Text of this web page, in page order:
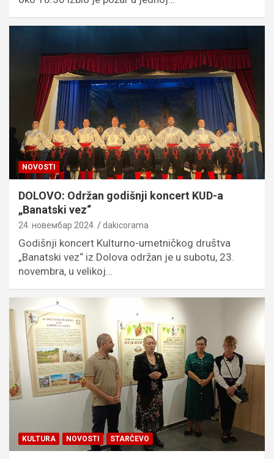
NOVOSTI
DOLOVO: Održan godišnji koncert KUD-a
„Banatski vez“
24. новембар 2024. dakicorama
Godišnji koncert Kulturno-umetničkog društva
„Banatski vez“ iz Dolova održan je u subotu, 23.
novembra, u velikoj…
KULTURA NOVOSTI STARČEVO